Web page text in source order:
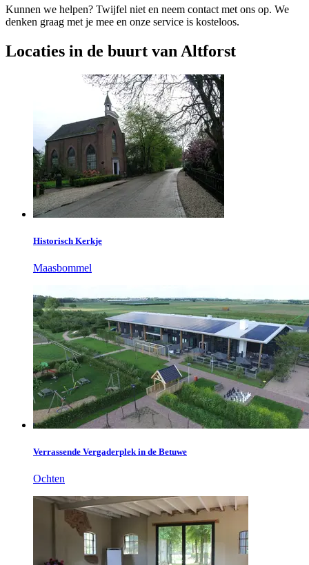
Kunnen we helpen? Twijfel niet en neem contact met ons op. We
denken graag met je mee en onze service is kosteloos.
Locaties in de buurt van Altforst
Historisch Kerkje
Maasbommel
Verrassende Vergaderplek in de Betuwe
Ochten